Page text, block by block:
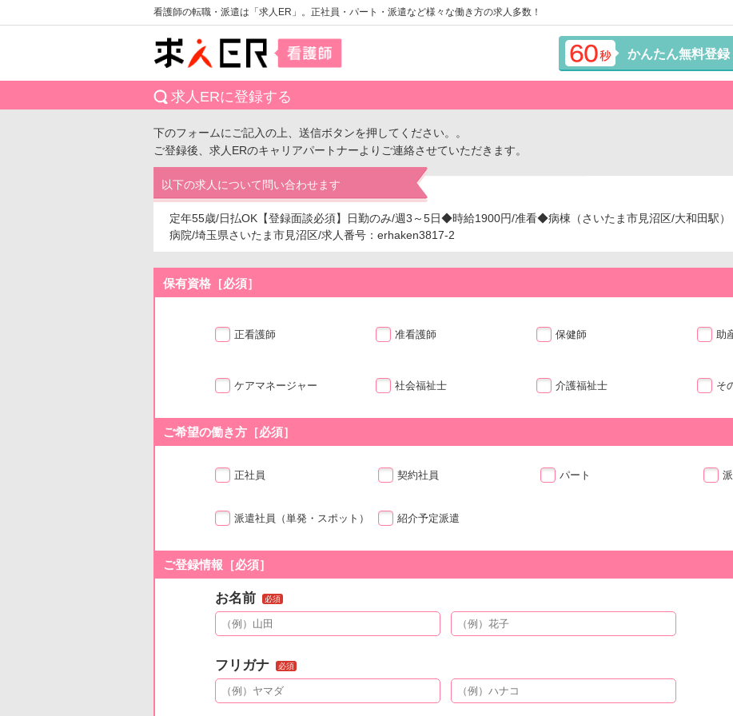
看護師の転職・派遣は「求人ER」。正社員・パート・派遣など様々な働き方の求人多数！
かんたん無料登録
求人ERに登録する
下のフォームにご記入の上、送信ボタンを押してください。。
ご登録後、求人ERのキャリアパートナーよりご連絡させていただきます。
以下の求人について問い合わせます
定年55歳/日払OK【登録面談必須】日勤のみ/週3～5日◆時給1900円/准看◆病棟（さいたま市見沼区/大和田駅）
病院/埼玉県さいたま市見沼区/求人番号：erhaken3817-2
保有資格［必須］
正看護師 准看護師 保健師 助
ケアマネージャー 社会福祉士 介護福祉士 そ
ご希望の働き方［必須］
正社員 契約社員 パート
派遣社員 （単発・スポット） 紹介予定派遣
ご登録情報［必須］
お名前 必須
フリガナ 必須